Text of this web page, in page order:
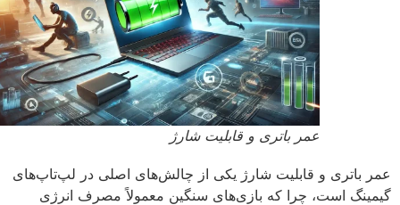
عمر باتری و قابلیت شارژ
باتری و قابلیت شارژ یکی از چالش‌های اصلی در لپ‌تاپ‌های
است، چرا که بازی‌های سنگین معمولاً مصرف انرژی